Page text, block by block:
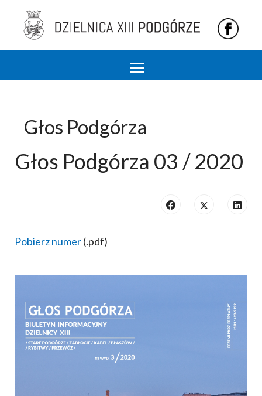
Podgórze 13 dzielnica Krakowa
Głos Podgórza
Głos Podgórza 03 / 2020
Pobierz numer(.pdf)